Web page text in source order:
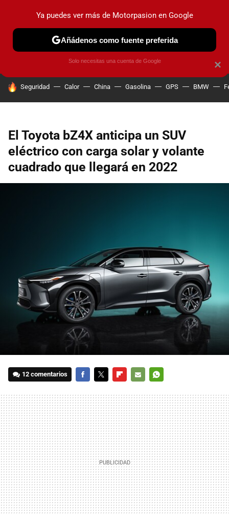
PRUEBAS COCHES ELÉCTRICOS OBSERVATORIO
HOY SE HABLA DE
Seguridad Calor China Gasolina GPS BMW
El Toyota bZ4X anticipa un SUV
eléctrico con carga solar y volante
cuadrado que llegará en 2022
12 comentarios
MAIL
×
Ya puedes ver más de Motorpasion en Google
Añádenos como fuente preferida
Solo necesitas una cuenta de Google